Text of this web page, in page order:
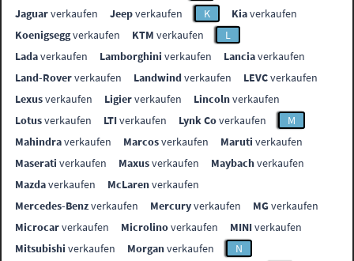
Jaguarverkaufen Jeepverkaufen K Kiaverkaufen
Koenigseggverkaufen KTM verkaufen
L
Ladaverkaufen Lamborghini verkaufen Lanciaverkaufen
Land-Roververkaufen Landwindverkaufen LEVCverkaufen
Lexusverkaufen Ligierverkaufen Lincolnverkaufen
Lotusverkaufen LTIverkaufen Lynk Coverkaufen
M
Mahindraverkaufen Marcosverkaufen Maruti verkaufen
Maserati verkaufen Maxusverkaufen Maybachverkaufen
Mazdaverkaufen McLarenverkaufen
Mercedes-Benzverkaufen Mercuryverkaufen MGverkaufen
Microcarverkaufen Microlinoverkaufen MINIverkaufen
Mitsubishi verkaufen Morganverkaufen
N